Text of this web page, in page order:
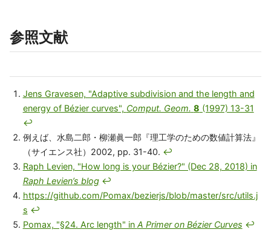
参照文献
Jens Gravesen, "Adaptive subdivision and the length and
energy of Bézier curves", Comput. Geom. 8 (1997) 13-31
↩
例えば、水島二郎・柳瀬眞一郎『理工学のための数値計算法』
（サイエンス社）2002, pp. 31-40. ↩
Raph Levien, "How long is your Bézier?" (Dec 28, 2018) in
Raph Levien’s blog ↩
https://github.com/Pomax/bezierjs/blob/master/src/utils.j
s ↩
Pomax, "§24. Arc length" in A Primer on Bézier Curves ↩